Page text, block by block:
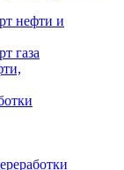
нефти и
газа